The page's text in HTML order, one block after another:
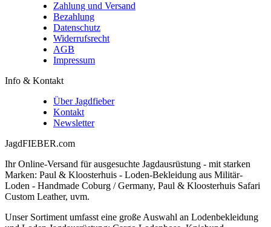
Zahlung und Versand
Bezahlung
Datenschutz
Widerrufsrecht
AGB
Impressum
Info & Kontakt
Über Jagdfieber
Kontakt
Newsletter
JagdFIEBER.com
Ihr Online-Versand für ausgesuchte Jagdausrüstung - mit starken
Marken: Paul & Kloosterhuis - Loden-Bekleidung aus Militär-
Loden - Handmade Coburg / Germany, Paul & Kloosterhuis Safari
Custom Leather, uvm.
Unser Sortiment umfasst eine große Auswahl an Lodenbekleidung